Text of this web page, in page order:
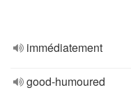
immédiatement
good-humoured